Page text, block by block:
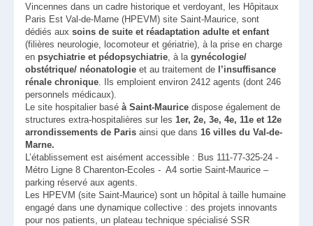
Vincennes dans un cadre historique et verdoyant, les Hôpitaux
Paris Est Val-de-Marne (HPEVM) site Saint-Maurice, sont
dédiés aux soins de suite et réadaptation adulte et enfant
(filières neurologie, locomoteur et gériatrie), à la prise en charge
en psychiatrie et pédopsychiatrie, à la gynécologie/
obstétrique/ néonatologie et au traitement de l’insuffisance
rénale chronique. Ils emploient environ 2412 agents (dont 246
personnels médicaux).
Le site hospitalier basé à Saint-Maurice dispose également de
structures extra-hospitalières sur les 1er, 2e, 3e, 4e, 11e et 12e
arrondissements de Paris ainsi que dans 16 villes du Val-de-
Marne.
L’établissement est aisément accessible : Bus 111-77-325-24 -
Métro Ligne 8 Charenton-Ecoles - A4 sortie Saint-Maurice –
parking réservé aux agents.
Les HPEVM (site Saint-Maurice) sont un hôpital à taille humaine
engagé dans une dynamique collective : des projets innovants
pour nos patients, un plateau technique spécialisé SSR